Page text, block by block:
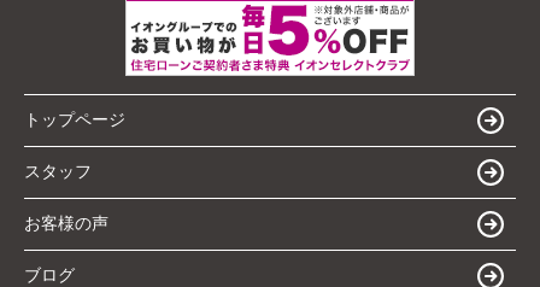
トップページ
スタッフ
お客様の声
ブログ